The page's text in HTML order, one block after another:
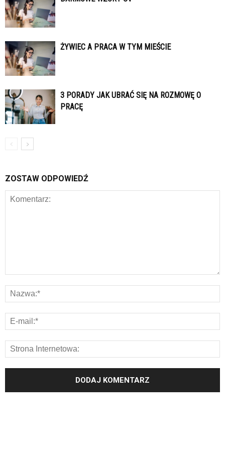
ŻYWIEC A PRACA W TYM MIEŚCIE
3 PORADY JAK UBRAĆ SIĘ NA ROZMOWĘ O
PRACĘ
ZOSTAW ODPOWIEDŹ